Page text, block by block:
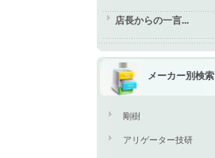
店長からの一言...
メーカー別検索
剛樹
アリゲーター技研